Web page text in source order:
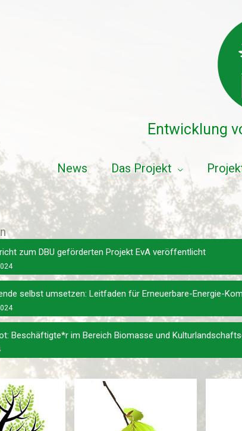
Entwicklung
News Das Projekt
zum DBU geförderten Projekt EvA veröffentlicht
selbst umsetzen: Leitfaden für Erneuerbare-Energie-
Beschäftigte*r im Bereich Biomasse und